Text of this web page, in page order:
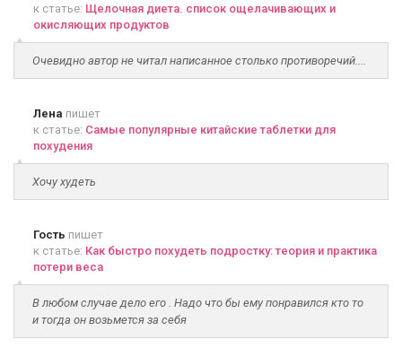
к статье: Щелочная диета. список ощелачивающих и
окисляющих продуктов
Очевидно автор не читал написанное столько противоречий....
Лена пишет
к статье: Самые популярные китайские таблетки для
похудения
Хочу худеть
Гость пишет
к статье: Как быстро похудеть подростку: теория и практика
потери веса
В любом случае дело его . Надо что бы ему понравился кто то
и тогда он возьмется за себя